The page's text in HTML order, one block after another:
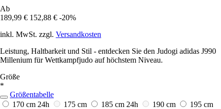
Ab
189,99 € 152,88 € -20%
inkl. MwSt. zzgl. Versandkosten
Leistung, Haltbarkeit und Stil - entdecken Sie den Judogi adidas J990
Millenium für Wettkampfjudo auf höchstem Niveau.
Größe
*
Größentabelle
170 cm 24h 175 cm 185 cm 24h 190 cm
195 cm